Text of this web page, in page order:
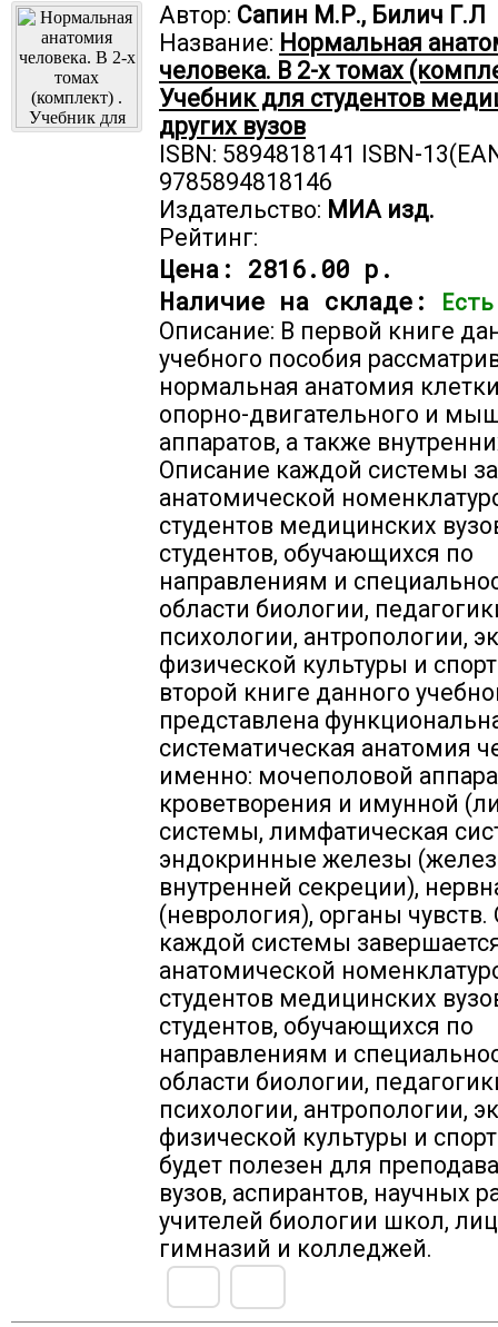
Автор: Сапин М.Р., Билич Г.Л
Название: Нормальная
человека. В 2-х томах
Учебник для студентов
других вузов
ISBN: 5894818141 ISBN-
9785894818146
Издательство: МИА изд.
Рейтинг:
Цена: 2816.00 р.
Наличие на складе:
Есть
Описание: В первой книге
учебного пособия
нормальная анатомия
опорно-двигательного и
аппаратов, а также
Описание каждой системы
анатомической
студентов медицинских
студентов, обучающихся по
направлениям и
области биологии,
психологии, антропологии,
физической культуры и
второй книге данного
представлена
систематическая анатомия
именно: мочеполовой
кроветворения и имунной
системы, лимфатическая
эндокринные железы
внутренней секреции),
(неврология), органы
каждой системы
анатомической
студентов медицинских
студентов, обучающихся по
направлениям и
области биологии,
психологии, антропологии,
физической культуры и
будет полезен для
вузов, аспирантов, научных
учителей биологии школ,
гимназий и колледжей.